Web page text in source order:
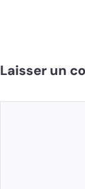
Laisser un